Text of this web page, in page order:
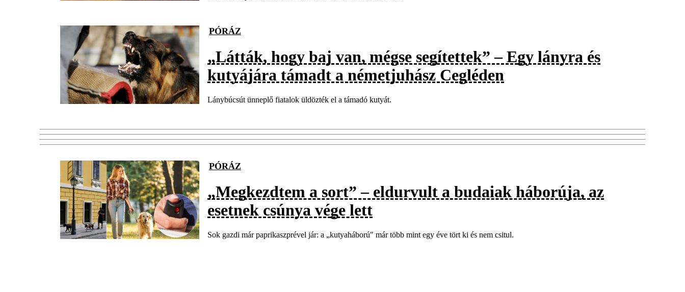
PÓRÁZ
„Látták, hogy baj van, mégse segítettek” – Egy lányra és
kutyájára támadt a németjuhász Cegléden
Lánybúcsút ünneplő fiatalok üldözték el a támadó kutyát.
PÓRÁZ
„Megkezdtem a sort” – eldurvult a budaiak háborúja, az
esetnek csúnya vége lett
Sok gazdi már paprikaszprével jár: a „kutyaháború" már több mint egy éve tört ki és nem csitul.